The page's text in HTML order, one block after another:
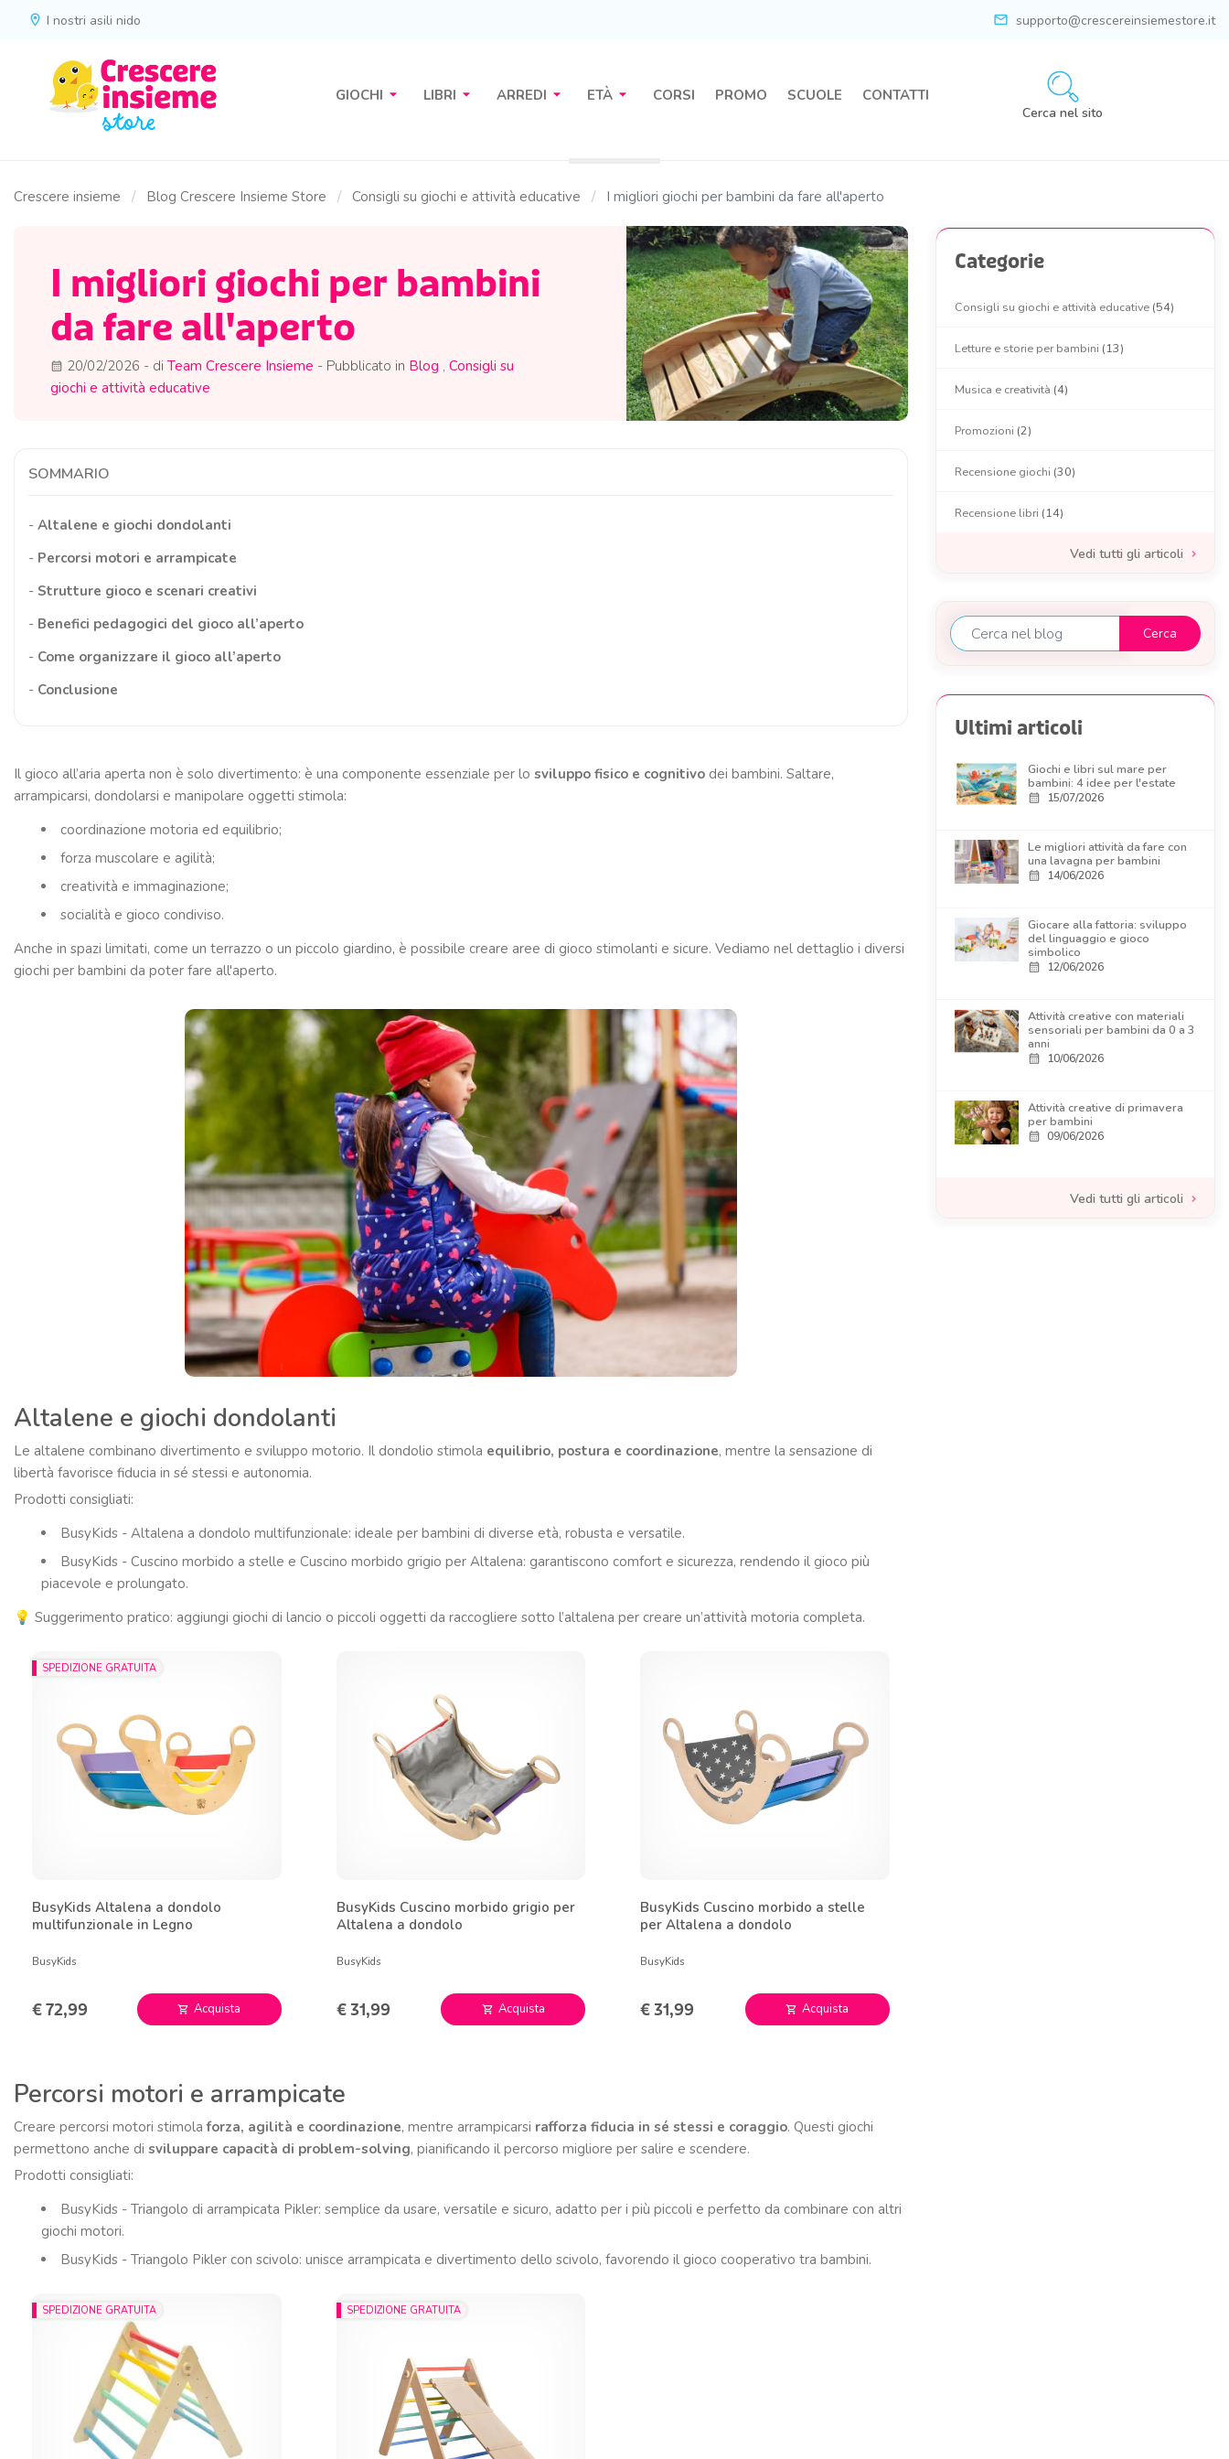
location_on I nostri asili nido mail supporto@crescereinsiemestore.it
GIOCHI arrow_drop_down LIBRI arrow_drop_down ARREDI arrow_drop_down ETÀ arrow_drop_down CORSI PROMO SCUOLE CONTATTI
Cerca nel sito
Crescere insieme Blog Crescere Insieme Store Consigli su giochi e attività educative I migliori giochi per bambini da fare all'aperto
I migliori giochi per bambini
da fare all'aperto
calendar_month 20/02/2026 - di Team Crescere Insieme - Pubblicato in Blog , Consigli su
giochi e attività educative
SOMMARIO
- Altalene e giochi dondolanti
- Percorsi motori e arrampicate
- Strutture gioco e scenari creativi
- Benefici pedagogici del gioco all’aperto
- Come organizzare il gioco all’aperto
- Conclusione
Il gioco all’aria aperta non è solo divertimento: è una componente essenziale per lo sviluppo fisico e cognitivo dei bambini. Saltare,
arrampicarsi, dondolarsi e manipolare oggetti stimola:
coordinazione motoria ed equilibrio;
forza muscolare e agilità;
creatività e immaginazione;
socialità e gioco condiviso.
Anche in spazi limitati, come un terrazzo o un piccolo giardino, è possibile creare aree di gioco stimolanti e sicure. Vediamo nel dettaglio i diversi
giochi per bambini da poter fare all'aperto.
Altalene e giochi dondolanti
Le altalene combinano divertimento e sviluppo motorio. Il dondolio stimola equilibrio, postura e coordinazione, mentre la sensazione di
libertà favorisce fiducia in sé stessi e autonomia.
Prodotti consigliati:
BusyKids - Altalena a dondolo multifunzionale: ideale per bambini di diverse età, robusta e versatile.
BusyKids - Cuscino morbido a stelle e Cuscino morbido grigio per Altalena: garantiscono comfort e sicurezza, rendendo il gioco più
piacevole e prolungato.
💡 Suggerimento pratico: aggiungi giochi di lancio o piccoli oggetti da raccogliere sotto l’altalena per creare un’attività motoria completa.
SPEDIZIONE GRATUITA
BusyKids Altalena a dondolo
multifunzionale in Legno
BusyKids
€ 72,99 shopping_cart Acquista
BusyKids Cuscino morbido grigio per
Altalena a dondolo
BusyKids
€ 31,99 shopping_cart Acquista
BusyKids Cuscino morbido a stelle
per Altalena a dondolo
BusyKids
€ 31,99 shopping_cart Acquista
Percorsi motori e arrampicate
Creare percorsi motori stimolaforza, agilità e coordinazione, mentre arrampicarsi rafforza fiducia in sé stessi e coraggio. Questi giochi
permettono anche di sviluppare capacità di problem-solving, pianificando il percorso migliore per salire e scendere.
Prodotti consigliati:
BusyKids - Triangolo di arrampicata Pikler: semplice da usare, versatile e sicuro, adatto per i più piccoli e perfetto da combinare con altri
giochi motori.
BusyKids - Triangolo Pikler con scivolo: unisce arrampicata e divertimento dello scivolo, favorendo il gioco cooperativo tra bambini.
SPEDIZIONE GRATUITA SPEDIZIONE GRATUITA
Categorie
Consigli su giochi e attività educative (54)
Letture e storie per bambini (13)
Musica e creatività (4)
Promozioni (2)
Recensione giochi (30)
Recensione libri (14)
Vedi tutti gli articoli
Ultimi articoli
Giochi e libri sul mare per
bambini: 4 idee per l'estate
calendar_month 15/07/2026
Le migliori attività da fare con
una lavagna per bambini
calendar_month 14/06/2026
Giocare alla fattoria: sviluppo
del linguaggio e gioco
simbolico
calendar_month 12/06/2026
Attività creative con materiali
sensoriali per bambini da 0 a 3
anni
calendar_month 10/06/2026
Attività creative di primavera
per bambini
calendar_month 09/06/2026
Vedi tutti gli articoli